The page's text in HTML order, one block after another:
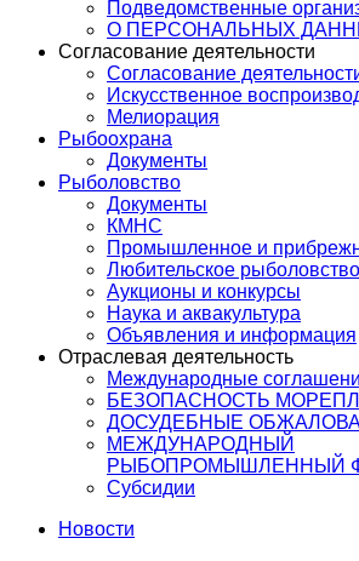
Подведомственные
О ПЕРСОНАЛЬНЫХ
Согласование деятельности
Согласование
Искусственное
Мелиорация
Рыбоохрана
Документы
Рыболовство
Документы
КМНС
Промышленное и
Любительское рыболовство
Аукционы и конкурсы
Наука и аквакультура
Объявления и информация
Отраслевая деятельность
Международные
БЕЗОПАСНОСТЬ
ДОСУДЕБНЫЕ
МЕЖДУНАРОДНЫЙ
РЫБОПРОМЫШЛЕННЫЙ
Субсидии
Новости